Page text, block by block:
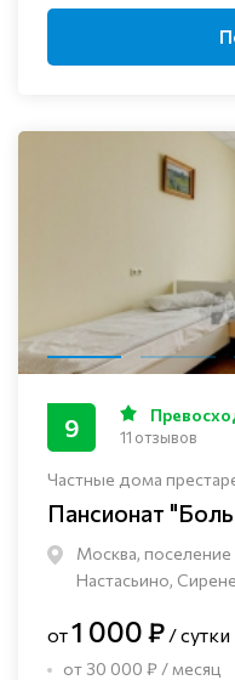
Частные дома
Пансионат
Москва,
Настасьино,
9 11 отзывов
от1 000 ₽ / сутки
от 30 000 ₽ / месяц